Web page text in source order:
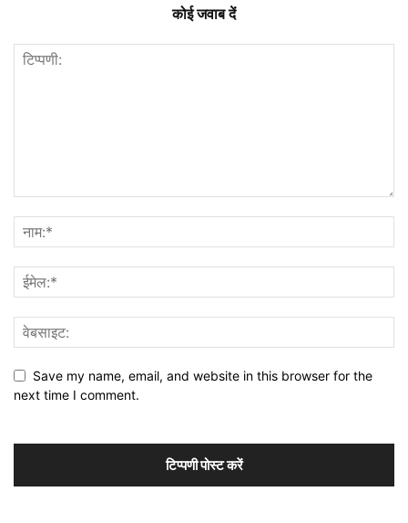
कोई जवाब दें
Save my name, email, and website in this browser for the
next time I comment.